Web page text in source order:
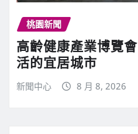
桃園新聞
高齡健康產業博覽
活的宜居城市
新聞中心 8 月 8, 2026